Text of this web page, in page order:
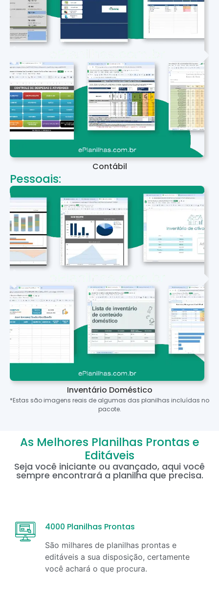
Contábil
Pessoais:
Inventário Doméstico
*Estas são imagens reais de algumas das planilhas incluídas no
pacote.
As Melhores Planilhas Prontas e
Editáveis
Seja você iniciante ou avançado, aqui você
sempre encontrará a planilha que precisa.
4000 Planilhas Prontas
São milhares de planilhas prontas e
editáveis a sua disposição, certamente
você achará o que procura.